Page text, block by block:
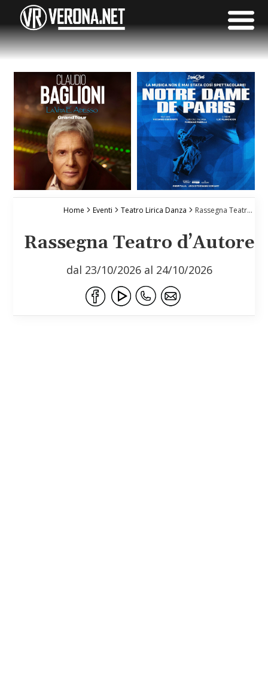
Home Eventi Teatro Lirica Danza Rassegna Teatro d’Autore
Rassegna Teatro d’Autore
dal 23/10/2026 al 24/10/2026